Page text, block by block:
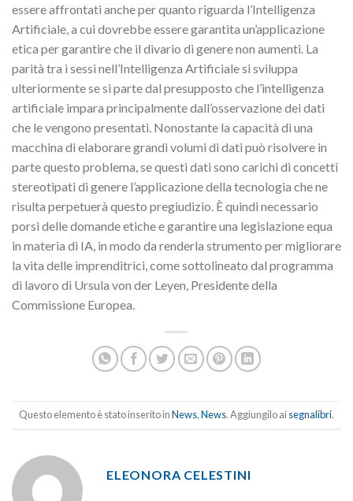
essere affrontati anche per quanto riguarda l’Intelligenza
Artificiale, a cui dovrebbe essere garantita un’applicazione
etica per garantire che il divario di genere non aumenti. La
parità tra i sessi nell’Intelligenza Artificiale si sviluppa
ulteriormente se si parte dal presupposto che l’intelligenza
artificiale impara principalmente dall’osservazione dei dati
che le vengono presentati. Nonostante la capacità di una
macchina di elaborare grandi volumi di dati può risolvere in
parte questo problema, se questi dati sono carichi di concetti
stereotipati di genere l’applicazione della tecnologia che ne
risulta perpetuerà questo pregiudizio. È quindi necessario
porsi delle domande etiche e garantire una legislazione equa
in materia di IA, in modo da renderla strumento per migliorare
la vita delle imprenditrici, come sottolineato dal programma
di lavoro di Ursula von der Leyen, Presidente della
Commissione Europea.
Questo elemento è stato inserito inNews,News. Aggiungilo aisegnalibri.
ELEONORA CELESTINI